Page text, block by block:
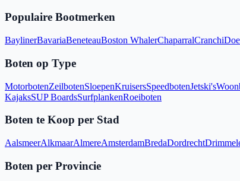
Populaire Bootmerken
BaylinerBavariaBeneteauBoston WhalerChaparralCranchi
Boten op Type
MotorbotenZeilbotenSloepenKruisersSpeedbotenJetski's
KajaksSUP BoardsSurfplankenRoeiboten
Boten te Koop per Stad
AalsmeerAlkmaarAlmereAmsterdamBredaDordrecht
Boten per Provincie